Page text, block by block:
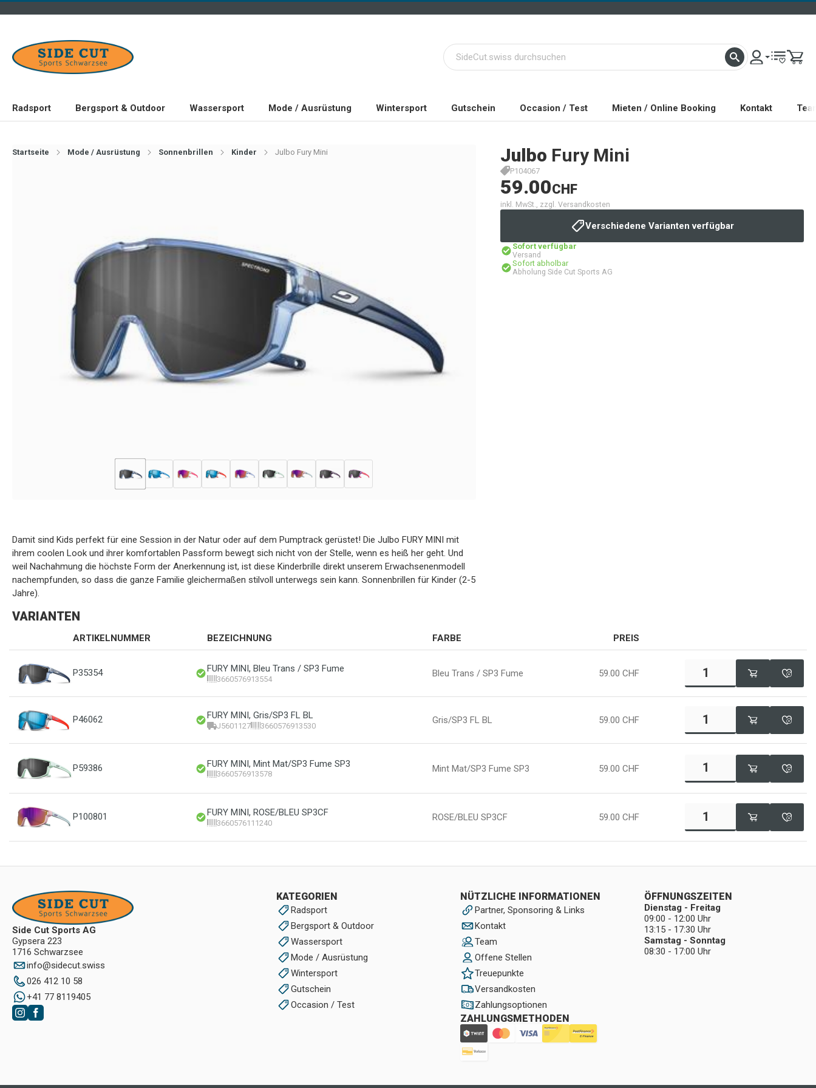
Radsport Bergsport & Outdoor Wassersport Mode / Ausrüstung Wintersport Gutschein Occasion / Test Mieten / Online Booking Kontakt
Startseite Mode / Ausrüstung Sonnenbrillen Kinder Julbo Fury Mini Julbo Fury Mini
P104067
59.00CHF
inkl. MwSt., zzgl. Versandkosten
Verschiedene Varianten verfügbar
Sofort verfügbar
Versand
Sofort abholbar
Abholung Side Cut Sports AG
Damit sind Kids perfekt für eine Session in der Natur oder auf dem Pumptrack gerüstet! Die Julbo FURY MINI mit
ihrem coolen Look und ihrer komfortablen Passform bewegt sich nicht von der Stelle, wenn es heiß her geht. Und
weil Nachahmung die höchste Form der Anerkennung ist, ist diese Kinderbrille direkt unserem Erwachsenenmodell
nachempfunden, so dass die ganze Familie gleichermaßen stilvoll unterwegs sein kann. Sonnenbrillen für Kinder (2-5
Jahre).
VARIANTEN
ARTIKELNUMMER BEZEICHNUNG FARBE PREIS
P35354 FURY MINI, Bleu Trans / SP3 Fume
3660576913554 Bleu Trans / SP3 Fume 59.00 CHF
P46062 FURY MINI, Gris/SP3 FL BL
J5601127 3660576913530 Gris/SP3 FL BL 59.00 CHF
P59386 FURY MINI, Mint Mat/SP3 Fume SP3
3660576913578 Mint Mat/SP3 Fume SP3 59.00 CHF
P100801 FURY MINI, ROSE/BLEU SP3CF
3660576111240 ROSE/BLEU SP3CF 59.00 CHF
Side Cut Sports AG
Gypsera 223
1716 Schwarzsee
info@sidecut.swiss
026 412 10 58
+41 77 8119405
KATEGORIEN
Radsport
Bergsport & Outdoor
Wassersport
Mode / Ausrüstung
Wintersport
Gutschein
Occasion / Test
NÜTZLICHE INFORMATIONEN
Partner, Sponsoring & Links
Kontakt
Team
Offene Stellen
Treuepunkte
Versandkosten
Zahlungsoptionen
ZAHLUNGSMETHODEN
ÖFFNUNGSZEITEN
Dienstag - Freitag
09:00 - 12:00 Uhr
13:15 - 17:30 Uhr
Samstag - Sonntag
08:30 - 17:00 Uhr